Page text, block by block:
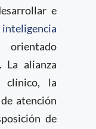
e
inteligencia
orientado
La alianza
clínico, la
atención
de